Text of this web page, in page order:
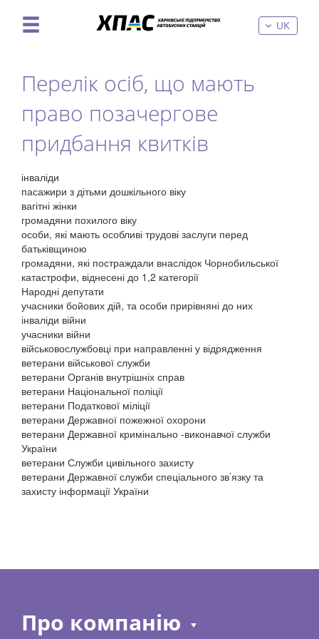
UK
Перелік осіб, що мають
право позачергове
придбання квитків
інваліди
пасажири з дітьми дошкільного віку
вагітні жінки
громадяни похилого віку
особи, які мають особливі трудові заслуги перед
батьківщиною
громадяни, які постраждали внаслідок Чорнобильської
катастрофи, віднесені до 1,2 категорії
Народні депутати
учасники бойових дій, та особи прирівняні до них
інваліди війни
учасники війни
військовослужбовці при направленні у відрядження
ветерани військової служби
ветерани Органів внутрішніх справ
ветерани Національної поліції
ветерани Податкової міліції
ветерани Державної пожежної охорони
ветерани Державної кримінально -виконавчої служби
України
ветерани Служби цивільного захисту
ветерани Державної служби спеціального зв’язку та
захисту інформації України
Про компанію